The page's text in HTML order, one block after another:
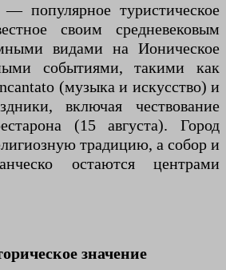
популярное туристическое
своим средневековым
видами на Ионическое
событиями, такими как
(музыка и искусство) и
включая чествование
(15 августа). Город
традицию, а собор и
остаются центрами
значение